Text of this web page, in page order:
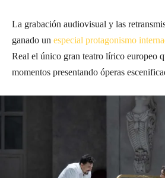
La grabación audiovisual y las
ganado un especial protagonismo
Real el único gran teatro lírico europeo
momentos presentando óperas